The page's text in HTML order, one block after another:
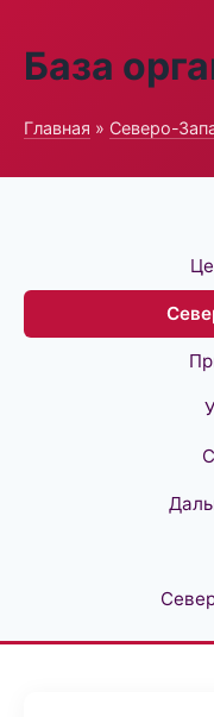
База
Главная » Северо-